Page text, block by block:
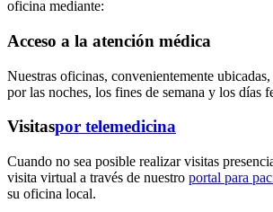
oficina mediante:
Acceso a la atención médica
Nuestras oficinas, convenientemente ubicadas,
por las noches, los fines de semana y los días
Visitaspor telemedicina
Cuando no sea posible realizar visitas
visita virtual a través de nuestro portal para
su oficina local.